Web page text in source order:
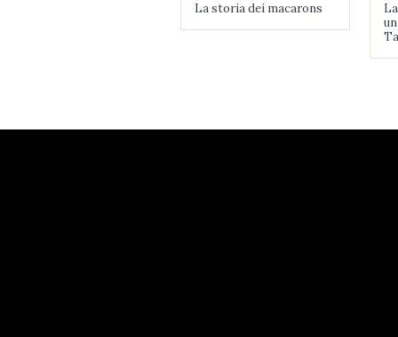
La storia dei macarons